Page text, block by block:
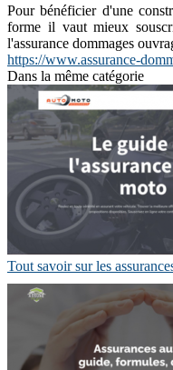
Pour bénéficier d'une
forme il vaut mieux
l'assurance dommages
https://www.assurance-
Dans la même catégorie
Tout savoir sur les